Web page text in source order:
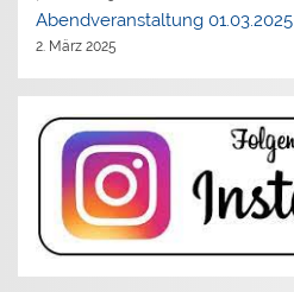
Abendveranstaltung 01.03.2025
2. März 2025